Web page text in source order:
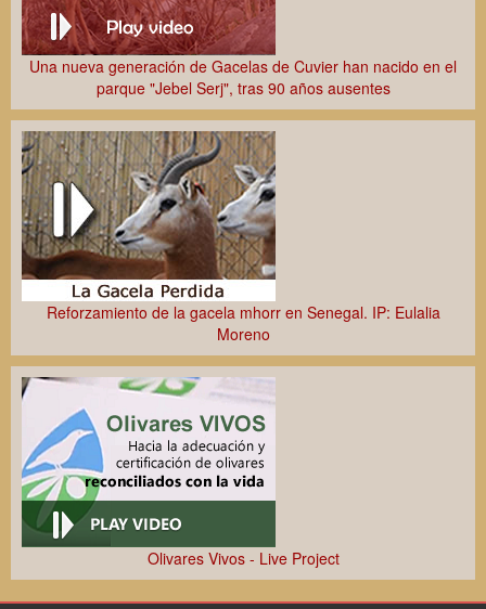
Una nueva generación de Gacelas de Cuvier han nacido en el
parque "Jebel Serj", tras 90 años ausentes
Reforzamiento de la gacela mhorr en Senegal. IP: Eulalia
Moreno
Olivares Vivos - Live Project